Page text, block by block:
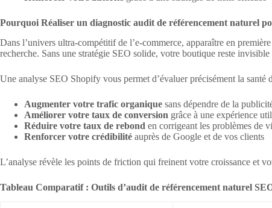
Pourquoi Réaliser un diagnostic audit de référencement naturel
Dans l’univers ultra-compétitif de l’e-commerce, apparaître en
recherche. Sans une stratégie SEO solide, votre boutique reste
Une analyse SEO Shopify vous permet d’évaluer précisément la
Augmenter votre trafic organique sans dépendre de la
Améliorer votre taux de conversion grâce à une expérience
Réduire votre taux de rebond en corrigeant les problèmes de
Renforcer votre crédibilité auprès de Google et de vos clients
L’analyse révèle les points de friction qui freinent votre croissance et
Tableau Comparatif : Outils d’audit de référencement naturel